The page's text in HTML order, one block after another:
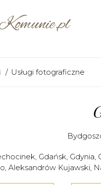
Usługi fotograficzne
, Gdańsk, Gdynia,
, Aleksandrów Kujawski,